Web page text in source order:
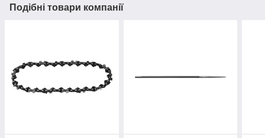
Подібні товари компанії